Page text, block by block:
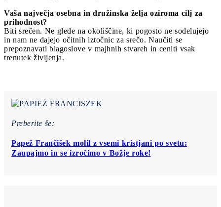
Vaša največja osebna in družinska želja oziroma cilj za
prihodnost?
Biti srečen. Ne glede na okoliščine, ki pogosto ne sodelujejo
in nam ne dajejo očitnih iztočnic za srečo. Naučiti se
prepoznavati blagoslove v majhnih stvareh in ceniti vsak
trenutek življenja.
Preberite še:
Papež Frančišek molil z vsemi kristjani po svetu:
Zaupajmo in se izročimo v Božje roke!